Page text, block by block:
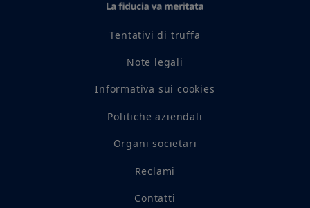
Tentativi di truffa
Note legali
Informativa sui cookies
Politiche aziendali
Organi societari
Reclami
Contatti